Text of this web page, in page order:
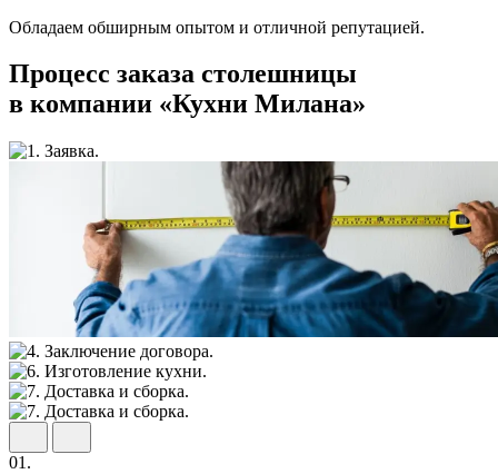
Обладаем обширным опытом и отличной репутацией.
Процесс заказа столешницы
в компании «Кухни Милана»
01.